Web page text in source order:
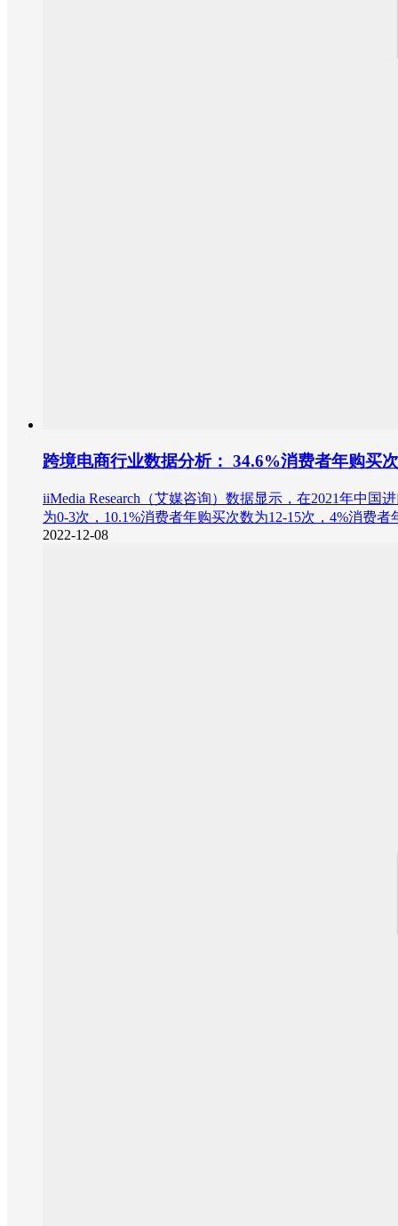
跨境电商行业数据分析： 34.6%消费者年购买
iiMedia Research（艾媒咨询）数据显示，在2021年中
为0-3次，10.1%消费者年购买次数为12-15次，4%消费
2022-12-08